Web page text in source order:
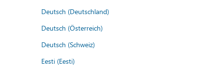
Deutsch (Deutschland)
Deutsch (Österreich)
Deutsch (Schweiz)
Eesti (Eesti)